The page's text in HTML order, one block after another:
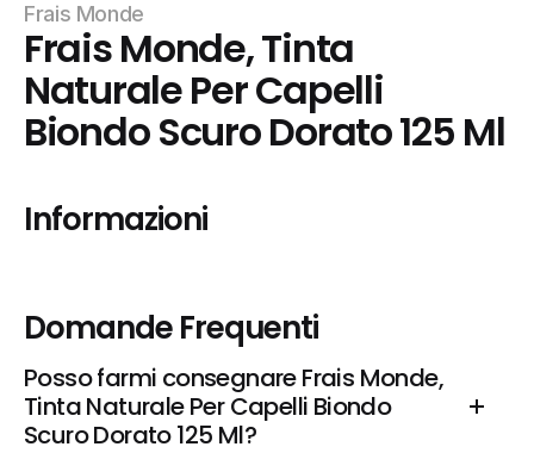
Frais Monde
Frais Monde, Tinta
Naturale Per Capelli
Biondo Scuro Dorato 125 Ml
Informazioni
Domande Frequenti
Posso farmi consegnare Frais Monde,
Tinta Naturale Per Capelli Biondo
Scuro Dorato 125 Ml?